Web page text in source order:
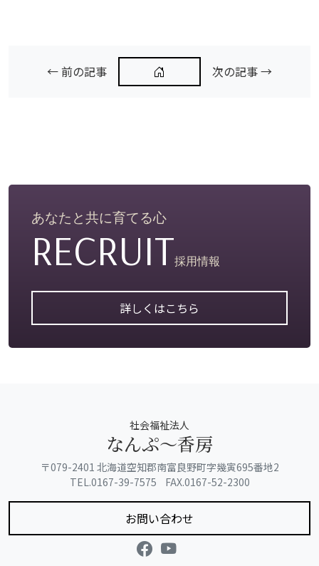
← 前の記事 次の記事 →
あなたと共に育てる心
RECRUIT採用情報
詳しくはこちら
社会福祉法人
なんぷ〜香房
〒079-2401 北海道空知郡南富良野町字幾寅695番地2
TEL.0167-39-7575 FAX.0167-52-2300
お問い合わせ